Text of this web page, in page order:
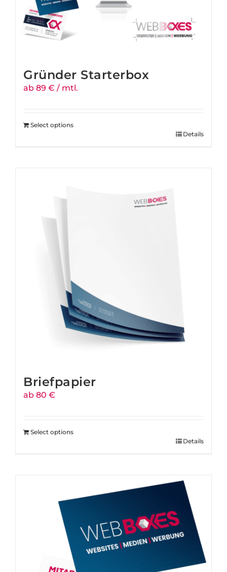
Gründer Starterbox
ab 89 € / mtl.
Select options
Details
Briefpapier
ab 80 €
Select options
Details